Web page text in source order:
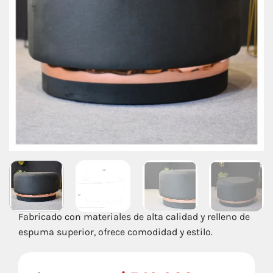
Fabricado con materiales de alta calidad y relleno de
espuma superior, ofrece comodidad y estilo.